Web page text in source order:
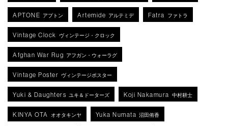
APTONE アプトン Artemide アルテミデ Fatra ファトラ
Vintage Clock ヴィンテージ・クロック
Afghan War Rug アフガン・ウォーラグ
Vintage Poster ヴィンテージポスター
Yuki & Daughters ユキ＆ドーターズ Koji Nakamura 中村耕士
KINYA OTA オオタキンヤ Yuka Numata 沼田侑香